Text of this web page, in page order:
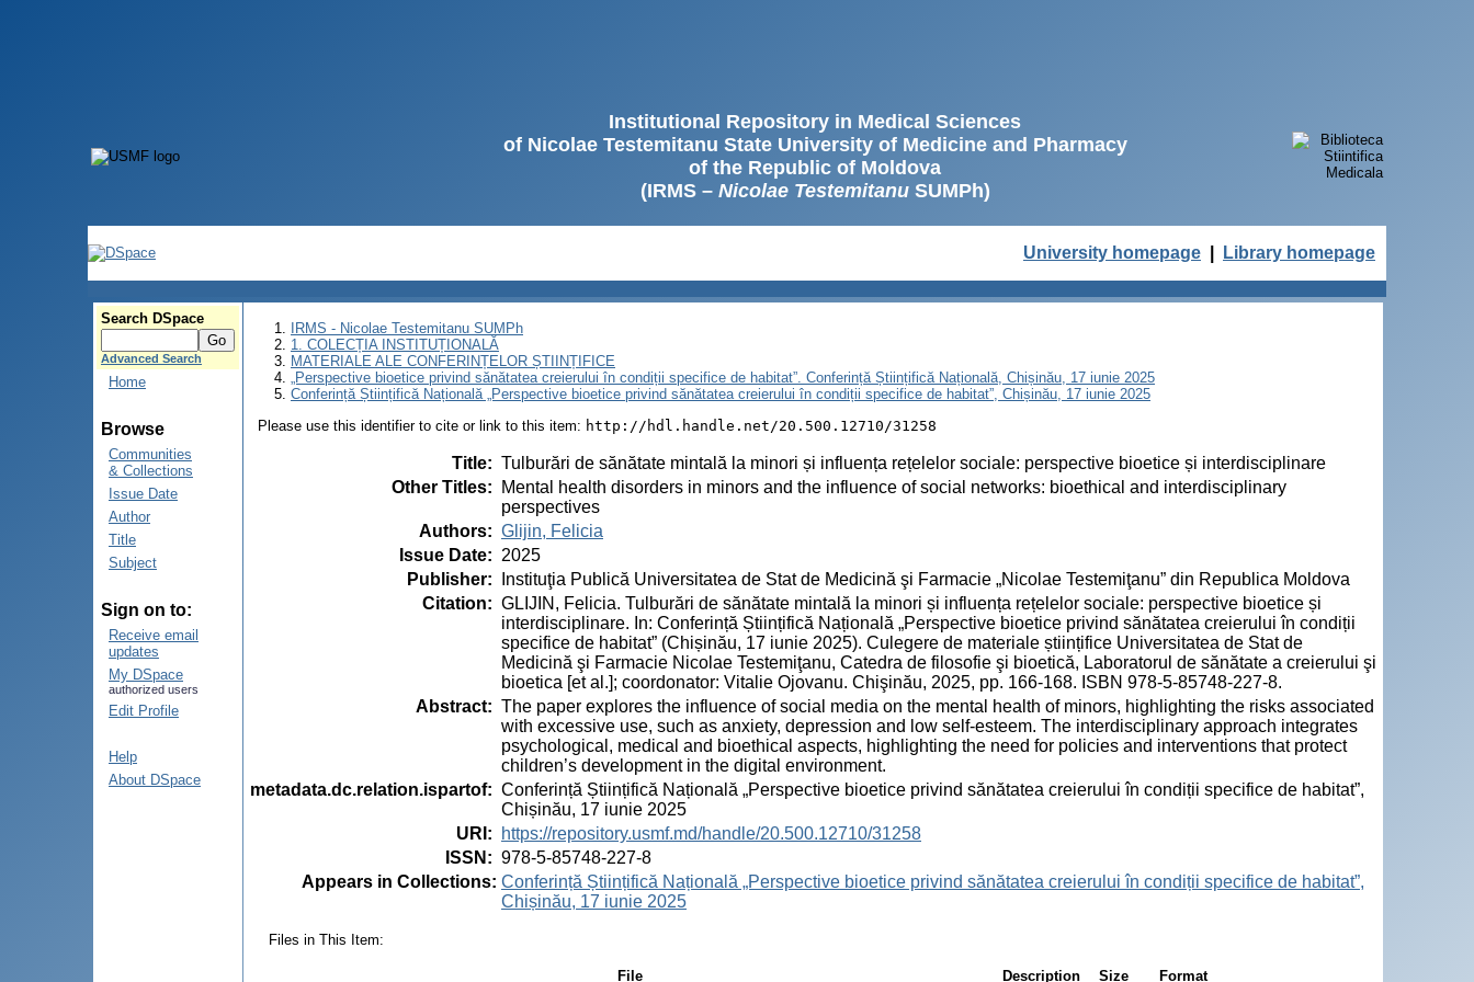
Institutional Repository in Medical Sciences
of Nicolae Testemitanu State University of Medicine and Pharmacy
of the Republic of Moldova
(IRMS – Nicolae TestemitanuSUMPh)
University homepage Library homepage
Search DSpace
Advanced Search
Home
Browse
Communities
& Collections
Issue Date
Author
Title
Subject
Sign on to:
Receive email
updates
My DSpace
authorized users
Edit Profile
Help
About DSpace
IRMS - Nicolae Testemitanu SUMPh
1. COLECȚIA INSTITUȚIONALĂ
MATERIALE ALE CONFERINȚELOR ȘTIINȚIFICE
„Perspective bioetice privind sănătatea creierului în condiții specifice de habitat”. Conferință Științifică Națională, Chișinău, 17 iunie 2025
Conferință Științifică Națională „Perspective bioetice privind sănătatea creierului în condiții specifice de habitat”, Chișinău, 17 iunie 2025
Please use this identifier to cite or link to this item: http://hdl.handle.net/20.500.12710/31258
Title: Tulburări de sănătate mintală la minori și influența rețelelor sociale: perspective bioetice și interdisciplinare
Other Titles:
Mental health disorders in minors and the influence of social networks: bioethical and interdisciplinary
perspectives
Authors: Glijin, Felicia
Issue Date: 2025
Publisher:
Instituţia Publică Universitatea de Stat de Medicină şi Farmacie „Nicolae Testemiţanu” din Republica Moldova
Citation: GLIJIN, Felicia. Tulburări de sănătate mintală la minori și influența rețelelor sociale: perspective bioetice și
interdisciplinare. In: Conferință Științifică Națională „Perspective bioetice privind sănătatea creierului în condiții
specifice de habitat” (Chișinău, 17 iunie 2025). Culegere de materiale științifice Universitatea de Stat de
Medicină şi Farmacie Nicolae Testemiţanu, Catedra de filosofie şi bioetică, Laboratorul de sănătate a creierului şi
bioetica [et al.]; coordonator: Vitalie Ojovanu. Chişinău, 2025, pp. 166-168. ISBN 978-5-85748-227-8.
Abstract: The paper explores the influence of social media on the mental health of minors, highlighting the risks associated
with excessive use, such as anxiety, depression and low self-esteem. The interdisciplinary approach integrates
psychological, medical and bioethical aspects, highlighting the need for policies and interventions that protect
children’s development in the digital environment.
metadata.dc.relation.ispartof: Conferință Științifică Națională „Perspective bioetice privind sănătatea creierului în condiții specifice de habitat”,
Chișinău, 17 iunie 2025
URI :
https://repository.usmf.md/handle/20.500.12710/31258
ISSN : 978-5-85748-227-8
Appears in Collections: Conferință Științifică Națională „Perspective bioetice privind sănătatea creierului în condiții specifice de habitat”,
Chișinău, 17 iunie 2025
Files in This Item:
File Description Size Format